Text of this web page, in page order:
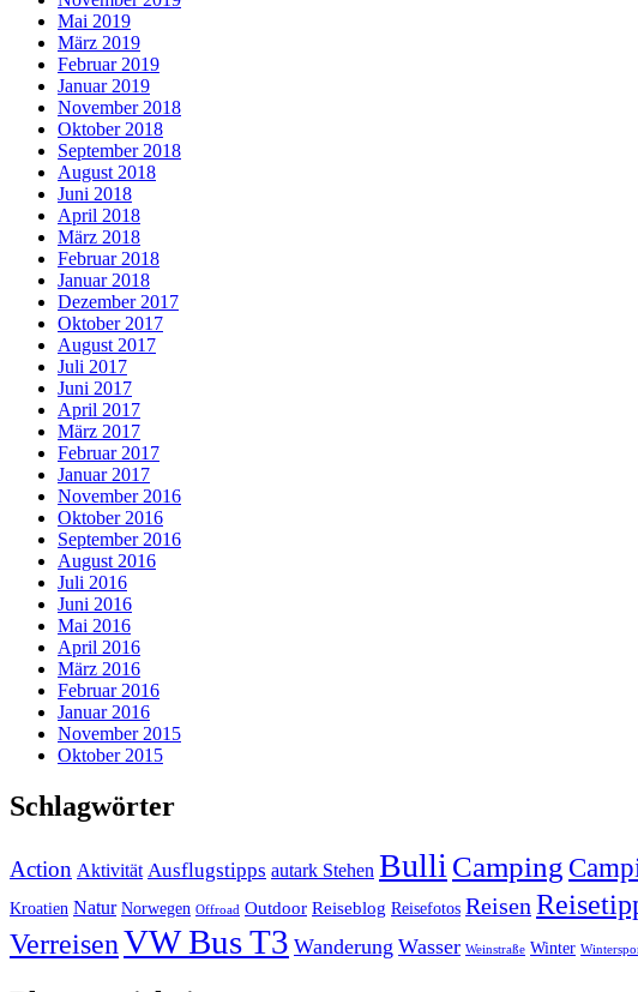
Mai 2019
März 2019
Februar 2019
Januar 2019
November 2018
Oktober 2018
September 2018
August 2018
Juni 2018
April 2018
März 2018
Februar 2018
Januar 2018
Dezember 2017
Oktober 2017
August 2017
Juli 2017
Juni 2017
April 2017
März 2017
Februar 2017
Januar 2017
November 2016
Oktober 2016
September 2016
August 2016
Juli 2016
Juni 2016
Mai 2016
April 2016
März 2016
Februar 2016
Januar 2016
November 2015
Oktober 2015
Schlagwörter
Action Aktivität Ausflugstipps autark Stehen BulliCamping
Kroatien Natur Norwegen Offroad Outdoor Reiseblog Reisefotos Reisen
VerreisenVW Bus T3 Wanderung Wasser Weinstraße Winter